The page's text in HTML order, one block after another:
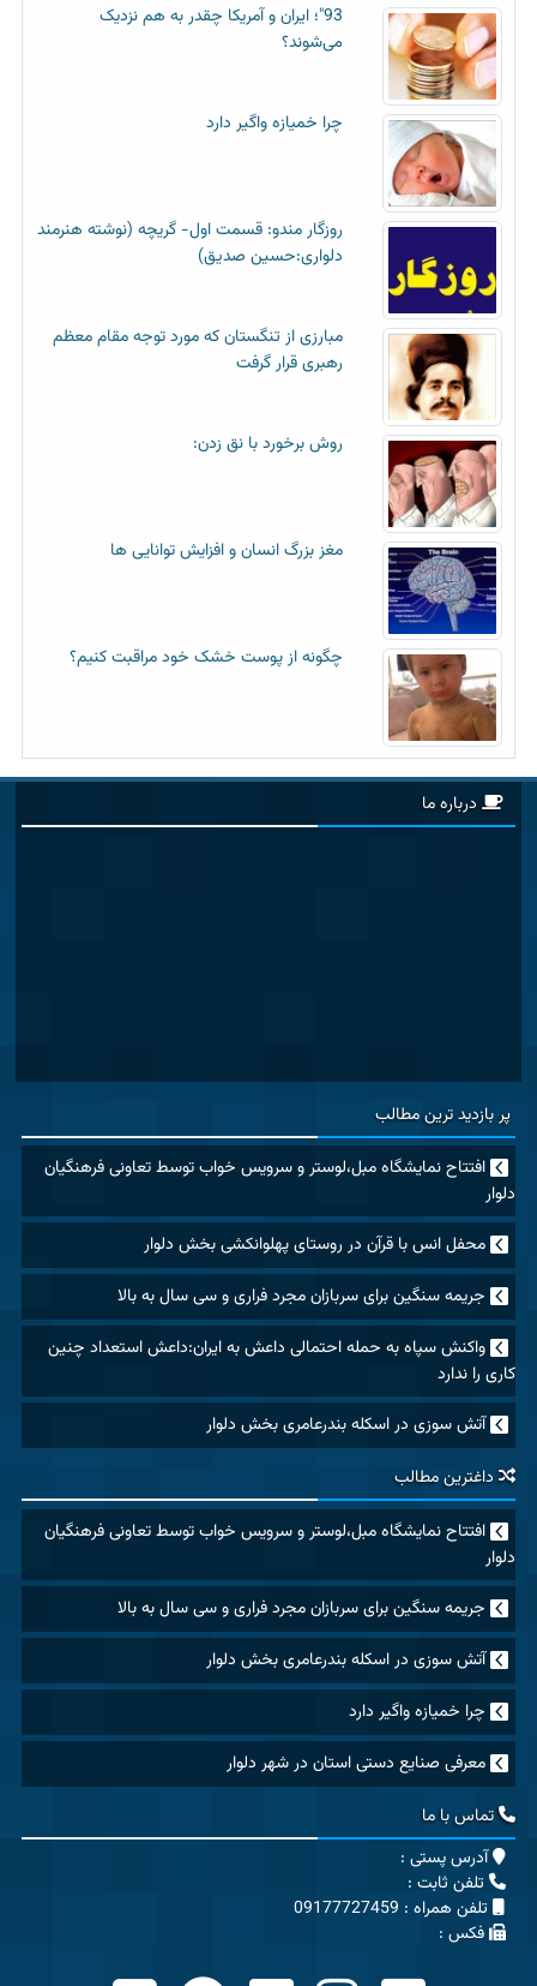
93"؛ ایران و آمریکا چقدر به هم نزدیک
می‌شوند؟
چرا خمیازه واگیر دارد
روزگار مندو: قسمت اول- گریچه (نوشته هنرمند
دلواری:حسین صدیق)
مبارزی از تنگستان که مورد توجه مقام معظم
رهبری قرار گرفت
روش برخورد با نق زدن:
مغز بزرگ انسان و افزایش توانایی ها
چگونه از پوست خشک خود مراقبت کنیم؟
درباره ما
پر بازدید ترین مطالب
افتتاح نمایشگاه مبل،لوستر و سرویس خواب توسط تعاونی فرهنگیان
دلوار
محفل انس با قرآن در روستای پهلوانکشی بخش دلوار
جریمه سنگین برای سربازان مجرد فراری و سی سال به بالا
واکنش سپاه به حمله احتمالی داعش به ایران:داعش استعداد چنین
کاری را ندارد
آتش سوزی در اسکله بندرعامری بخش دلوار
داغترین مطالب
افتتاح نمایشگاه مبل،لوستر و سرویس خواب توسط تعاونی فرهنگیان
دلوار
جریمه سنگین برای سربازان مجرد فراری و سی سال به بالا
آتش سوزی در اسکله بندرعامری بخش دلوار
چرا خمیازه واگیر دارد
معرفی صنایع دستی استان در شهر دلوار
تماس با ما
آدرس پستی :
تلفن ثابت :
تلفن همراه : 09177727459
فکس :